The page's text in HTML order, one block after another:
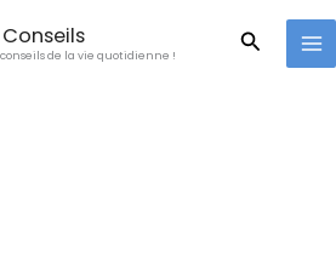
de la vie quotidienne !